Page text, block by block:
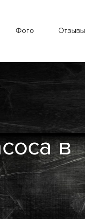
Фото Отзывы
в